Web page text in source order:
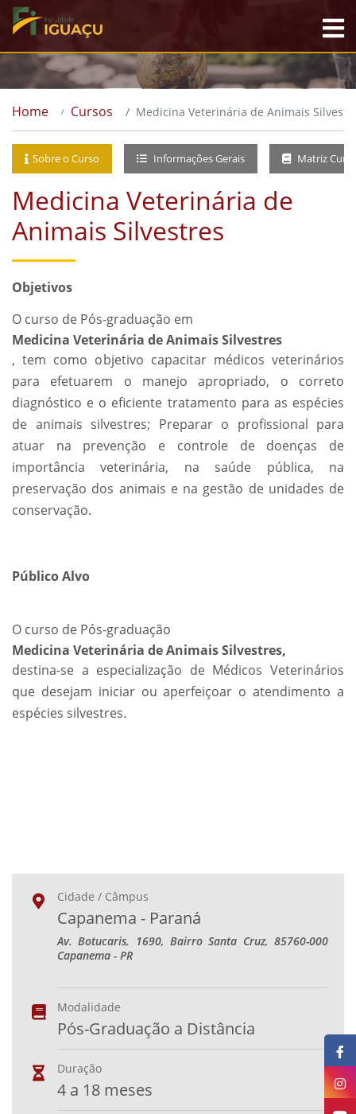
Home Cursos Medicina Veterinária de Animais
Sobre o Curso Informações Gerais Matriz
Medicina Veterinária de
Animais Silvestres
Objetivos
O curso de Pós-graduação em
Medicina Veterinária de Animais Silvestres
, tem como objetivo capacitar médicos veterinários
para efetuarem o manejo apropriado, o correto
diagnóstico e o eficiente tratamento para as espécies
de animais silvestres; Preparar o profissional para
atuar na prevenção e controle de doenças de
importância veterinária, na saúde pública, na
preservação dos animais e na gestão de unidades de
conservação.
Público Alvo
O curso de Pós-graduação
Medicina Veterinária de Animais Silvestres,
destina-se a especialização de Médicos Veterinários
que desejam iniciar ou aperfeiçoar o atendimento a
espécies silvestres.
Cidade / Câmpus
Capanema - Paraná
Av. Botucaris, 1690, Bairro Santa Cruz, 85760-000
Capanema - PR
Modalidade
Pós-Graduação a Distância
Duração
4 a 18 meses